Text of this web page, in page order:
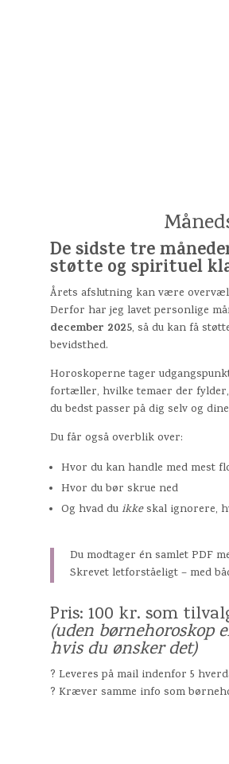
De sidste tre
støtte og spirituel
Årets afslutning kan være
Derfor har jeg lavet personlige
december 2025, så du kan få
bevidsthed.
Horoskoperne tager
fortæller, hvilke temaer der
du bedst passer på dig selv og
Du får også overblik over:
Hvor du kan handle med mest
Hvor du bør skrue ned
Og hvad duikkeskal ignorere,
Du modtager én samlet PDF
Skrevet letforståeligt – med
Pris: 100 kr. som
(uden børnehoroskop
hvis du ønsker det)
? Leveres på mail indenfor 5
? Kræver samme info som